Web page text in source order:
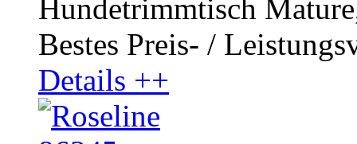
Hundetrimmtisch
Bestes Preis- /
Details ++